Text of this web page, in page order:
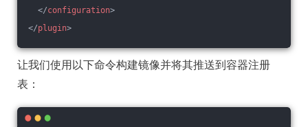
</configuration>
</plugin>
让我们使用以下命令构建镜像并将其推送到容器注册
表：